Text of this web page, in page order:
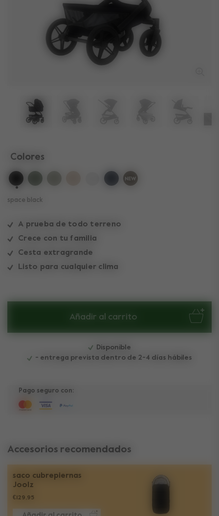
A prueba de todo terreno
Crece con tu familia
Cesta extragrande
Listo para cualquier clima
Colores
space black
Añadir al carrito
Disponible
- entrega prevista dentro de 2-4 días hábiles
Pago seguro con:
Accesorios recomendados
saco cubrepiernas
Joolz
€129,95